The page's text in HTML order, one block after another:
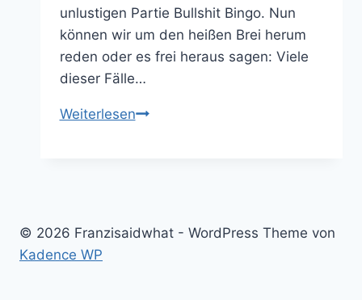
unlustigen Partie Bullshit Bingo. Nun
können wir um den heißen Brei herum
reden oder es frei heraus sagen: Viele
dieser Fälle…
WeiterlesenEine
© 2026 Franzisaidwhat - WordPress Theme von
Kadence WP